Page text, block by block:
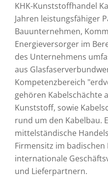
KHK-Kunststoffhandel
Jahren leistungsfähiger
Bauunternehmen,
Energieversorger im
des Unternehmens
aus
Kompetenzbereich
gehören Kabelschächte
Kunststoff, sowie
rund um den Kabelbau.
mittelständische
Firmensitz im badischen
internationale
und Lieferpartnern.